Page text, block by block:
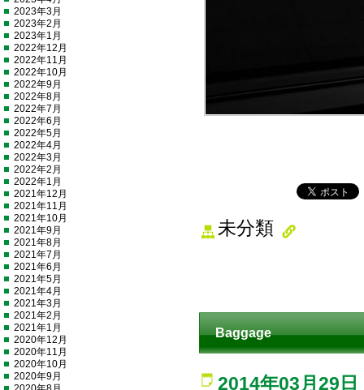
未分類
Baggage
2014年03月29日
2023年3月
2023年2月
2023年1月
2022年12月
2022年11月
2022年10月
2022年9月
2022年8月
2022年7月
2022年6月
2022年5月
2022年4月
2022年3月
2022年2月
2022年1月
2021年12月
2021年11月
2021年10月
2021年9月
2021年8月
2021年7月
2021年6月
2021年5月
2021年4月
2021年3月
2021年2月
2021年1月
2020年12月
2020年11月
2020年10月
2020年9月